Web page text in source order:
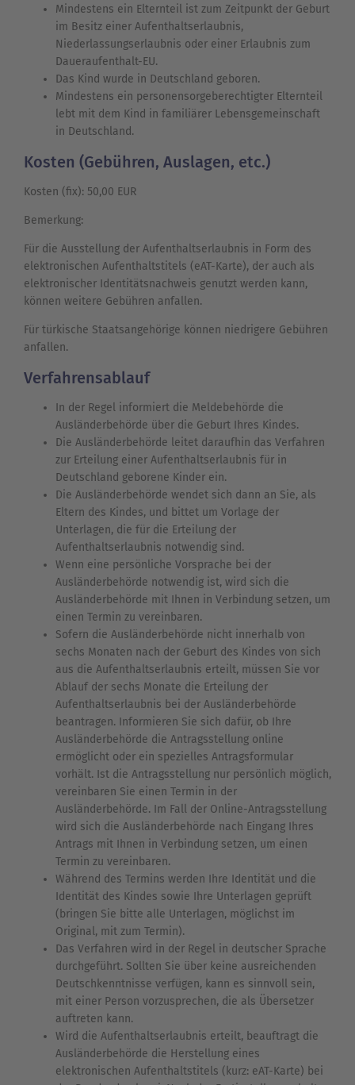
Mindestens ein Elternteil ist zum Zeitpunkt der Geburt
im Besitz einer Aufenthaltserlaubnis,
Niederlassungserlaubnis oder einer Erlaubnis zum
Daueraufenthalt-EU.
Das Kind wurde in Deutschland geboren.
Mindestens ein personensorgeberechtigter Elternteil
lebt mit dem Kind in familiärer Lebensgemeinschaft
in Deutschland.
Kosten (Gebühren, Auslagen, etc.)
Kosten (fix): 50,00 EUR
Bemerkung:
Für die Ausstellung der Aufenthaltserlaubnis in Form des
elektronischen Aufenthaltstitels (eAT-Karte), der auch als
elektronischer Identitätsnachweis genutzt werden kann,
können weitere Gebühren anfallen.
Für türkische Staatsangehörige können niedrigere Gebühren
anfallen.
Verfahrensablauf
In der Regel informiert die Meldebehörde die
Ausländerbehörde über die Geburt Ihres Kindes.
Die Ausländerbehörde leitet daraufhin das Verfahren
zur Erteilung einer Aufenthaltserlaubnis für in
Deutschland geborene Kinder ein.
Die Ausländerbehörde wendet sich dann an Sie, als
Eltern des Kindes, und bittet um Vorlage der
Unterlagen, die für die Erteilung der
Aufenthaltserlaubnis notwendig sind.
Wenn eine persönliche Vorsprache bei der
Ausländerbehörde notwendig ist, wird sich die
Ausländerbehörde mit Ihnen in Verbindung setzen, um
einen Termin zu vereinbaren.
Sofern die Ausländerbehörde nicht innerhalb von
sechs Monaten nach der Geburt des Kindes von sich
aus die Aufenthaltserlaubnis erteilt, müssen Sie vor
Ablauf der sechs Monate die Erteilung der
Aufenthaltserlaubnis bei der Ausländerbehörde
beantragen. Informieren Sie sich dafür, ob Ihre
Ausländerbehörde die Antragsstellung online
ermöglicht oder ein spezielles Antragsformular
vorhält. Ist die Antragsstellung nur persönlich möglich,
vereinbaren Sie einen Termin in der
Ausländerbehörde. Im Fall der Online-Antragsstellung
wird sich die Ausländerbehörde nach Eingang Ihres
Antrags mit Ihnen in Verbindung setzen, um einen
Termin zu vereinbaren.
Während des Termins werden Ihre Identität und die
Identität des Kindes sowie Ihre Unterlagen geprüft
(bringen Sie bitte alle Unterlagen, möglichst im
Original, mit zum Termin).
Das Verfahren wird in der Regel in deutscher Sprache
durchgeführt. Sollten Sie über keine ausreichenden
Deutschkenntnisse verfügen, kann es sinnvoll sein,
mit einer Person vorzusprechen, die als Übersetzer
auftreten kann.
Wird die Aufenthaltserlaubnis erteilt, beauftragt die
Ausländerbehörde die Herstellung eines
elektronischen Aufenthaltstitels (kurz: eAT-Karte) bei